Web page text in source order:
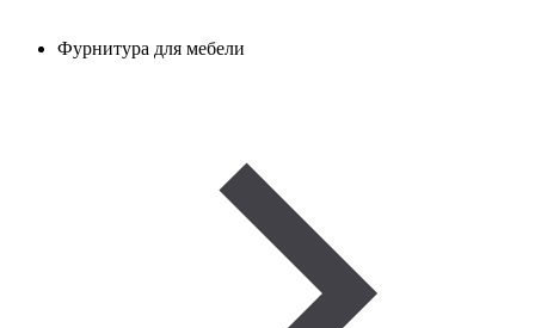
Фурнитура для мебели